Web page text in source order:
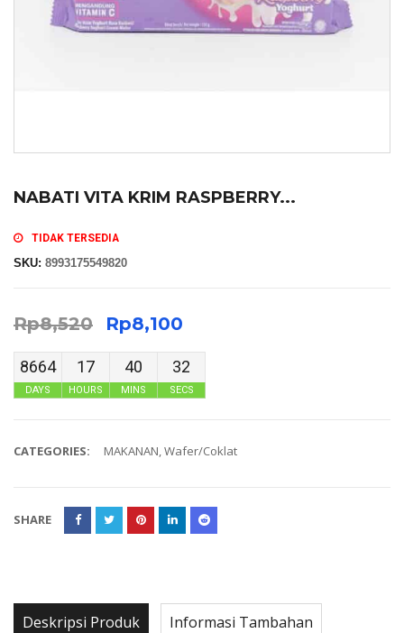
NABATI VITA KRIM RASPBERRY...
TIDAK TERSEDIA
SKU: 8993175549820
Rp8,520 Rp8,100
8664
DAYS
17
HOURS
40
MINS
32
SECS
CATEGORIES: MAKANAN,Wafer/Coklat
SHARE
Deskripsi Produk Informasi Tambahan